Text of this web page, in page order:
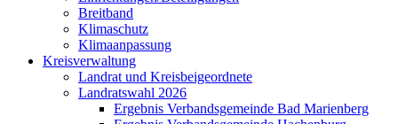
Breitband
Klimaschutz
Klimaanpassung
Kreisverwaltung
Landrat und Kreisbeigeordnete
Landratswahl 2026
Ergebnis Verbandsgemeinde Bad Marienberg